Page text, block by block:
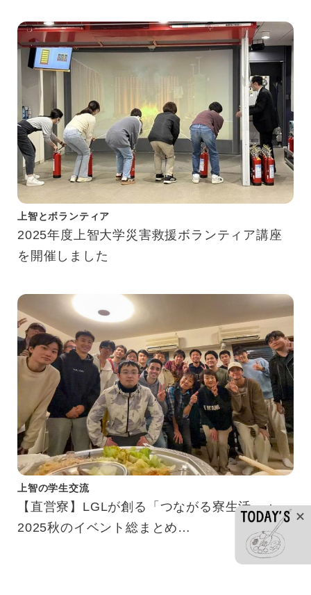
上智とボランティア
2025年度上智大学災害救援ボランティア講座
を開催しました
上智の学生交流
【直営寮】LGLが創る「つながる寮生活」：
2025秋のイベント総まとめ
【Sophia Dormitories】Creating Connections
in Dorm Life: LGLs’ Autumn 2025 Events at a